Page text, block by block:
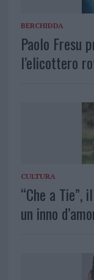
BERCHIDDA
Paolo Fresu
l’elicottero
CULTURA
“Che a Tie”,
un inno